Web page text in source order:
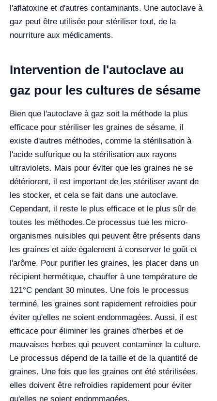
l'aflatoxine et d'autres contaminants. Une autoclave à
gaz peut être utilisée pour stériliser tout, de la
nourriture aux médicaments.
Intervention de l'autoclave au
gaz pour les cultures de sésame
Bien que l'autoclave à gaz soit la méthode la plus
efficace pour stériliser les graines de sésame, il
existe d'autres méthodes, comme la stérilisation à
l'acide sulfurique ou la stérilisation aux rayons
ultraviolets. Mais pour éviter que les graines ne se
détériorent, il est important de les stériliser avant de
les stocker, et cela se fait dans une autoclave.
Cependant, il reste le plus efficace et le plus sûr de
toutes les méthodes.Ce processus tue les micro-
organismes nuisibles qui peuvent être présents dans
les graines et aide également à conserver le goût et
l'arôme. Pour purifier les graines, les placer dans un
récipient hermétique, chauffer à une température de
121°C pendant 30 minutes. Une fois le processus
terminé, les graines sont rapidement refroidies pour
éviter qu'elles ne soient endommagées. Aussi, il est
efficace pour éliminer les graines d'herbes et de
mauvaises herbes qui peuvent contaminer la culture.
Le processus dépend de la taille et de la quantité de
graines. Une fois que les graines ont été stérilisées,
elles doivent être refroidies rapidement pour éviter
qu'elles ne soient endommagées.